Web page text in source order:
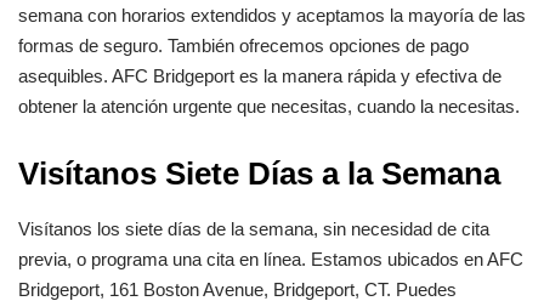
semana con horarios extendidos y aceptamos la mayoría de las
formas de seguro. También ofrecemos opciones de pago
asequibles. AFC Bridgeport es la manera rápida y efectiva de
obtener la atención urgente que necesitas, cuando la necesitas.
Visítanos Siete Días a la Semana
Visítanos los siete días de la semana, sin necesidad de cita
previa, o programa una cita en línea. Estamos ubicados en AFC
Bridgeport, 161 Boston Avenue, Bridgeport, CT. Puedes